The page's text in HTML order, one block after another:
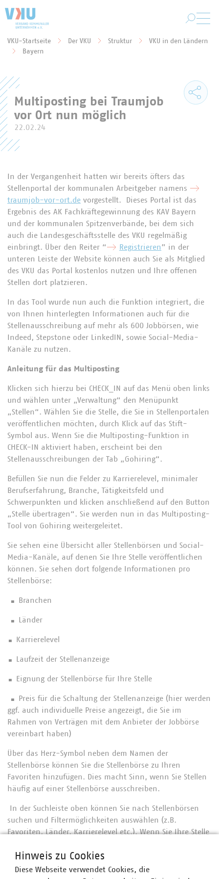
Sie befinden sich hier:
VKU-Startseite Der VKU Struktur
VKU in den Ländern
Bayern
Multiposting bei Traumjob
vor Ort nun möglich
22.02.24
In der Vergangenheit hatten wir bereits öfters das
Stellenportal der kommunalen Arbeitgeber namens
traumjob-vor-ort.de vorgestellt. Dieses Portal ist das
Ergebnis des AK Fachkräftegewinnung des KAV Bayern
und der kommunalen Spitzenverbände, bei dem sich
auch die Landesgeschäftsstelle des VKU regelmäßig
einbringt. Über den Reiter “
Registrieren” in der
unteren Leiste der Website können auch Sie als Mitglied
des VKU das Portal kostenlos nutzen und Ihre offenen
Stellen dort platzieren.
In das Tool wurde nun auch die Funktion integriert, die
von Ihnen hinterlegten Informationen auch für die
Stellenausschreibung auf mehr als 600 Jobbörsen, wie
Indeed, Stepstone oder LinkedIN, sowie Social-Media-
Kanäle zu nutzen.
Anleitung für das Multiposting
Klicken sich hierzu bei CHECK_IN auf das Menü oben links
und wählen unter „Verwaltung“ den Menüpunkt
„Stellen“. Wählen Sie die Stelle, die Sie in Stellenportalen
veröffentlichen möchten, durch Klick auf das Stift-
Symbol aus. Wenn Sie die Multiposting-Funktion in
CHECK-IN aktiviert haben, erscheint bei den
Stellenausschreibungen der Tab „Gohiring“.
Befüllen Sie nun die Felder zu Karrierelevel, minimaler
Berufserfahrung, Branche, Tätigkeitsfeld und
Schwerpunkten und klicken anschließend auf den Button
„Stelle übertragen“. Sie werden nun in das Multiposting-
Tool von Gohiring weitergeleitet.
Sie sehen eine Übersicht aller Stellenbörsen und Social-
Media-Kanäle, auf denen Sie Ihre Stelle veröffentlichen
können. Sie sehen dort folgende Informationen pro
Stellenbörse:
▪ Branchen
▪ Länder
▪ Karrierelevel
▪ Laufzeit der Stellenanzeige
▪ Eignung der Stellenbörse für Ihre Stelle
▪ Preis für die Schaltung der Stellenanzeige (hier werden
ggf. auch individuelle Preise angezeigt, die Sie im
Rahmen von Verträgen mit dem Anbieter der Jobbörse
vereinbart haben)
Über das Herz-Symbol neben dem Namen der
Stellenbörse können Sie die Stellenbörse zu Ihren
Favoriten hinzufügen. Dies macht Sinn, wenn Sie Stellen
häufig auf einer Stellenbörse ausschreiben.
In der Suchleiste oben können Sie nach Stellenbörsen
suchen und Filtermöglichkeiten auswählen (z.B.
Favoriten, Länder, Karrierelevel etc.). Wenn Sie Ihre Stelle
Sie auf das Plus-Symbol ganz rechts. Ganz oben rechts
sehen Sie im Warenkorb, wie hoch die aktuellen Kosten
Hinweis zu Cookies
Diese Webseite verwendet Cookies, die